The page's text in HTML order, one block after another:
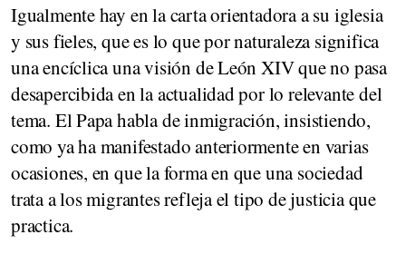
Igualmente hay en la carta orientadora a su iglesia
y sus fieles, que es lo que por naturaleza significa
una encíclica una visión de León XIV que no pasa
desapercibida en la actualidad por lo relevante del
tema. El Papa habla de inmigración, insistiendo,
como ya ha manifestado anteriormente en varias
ocasiones, en que la forma en que una sociedad
trata a los migrantes refleja el tipo de justicia que
practica.